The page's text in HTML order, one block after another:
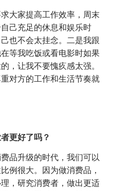
大家提高工作效率，周末
己充足的休息和娱乐时
也不会太挂念。二是我跟
等我吃饭或看电影时如果
，让我不要愧疚感太强。
对方的工作和生活节奏就
更好了吗？
品升级的时代，我们可以
例很大。因为做消费品，
，研究消费者，做出更适